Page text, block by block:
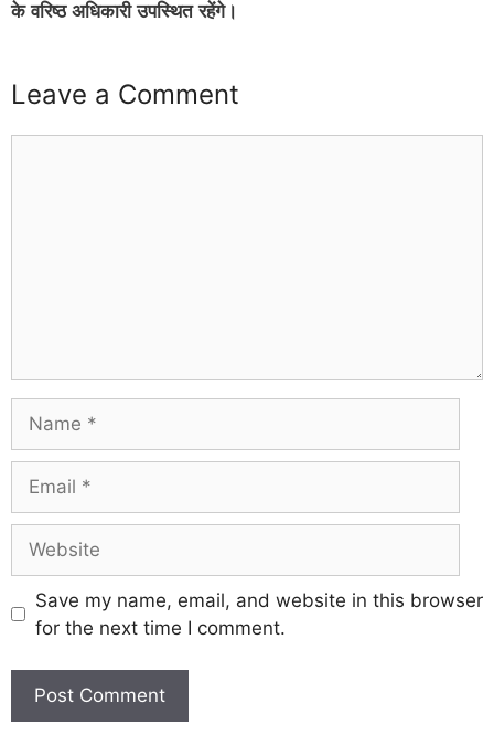
के वरिष्ठ अधिकारी उपस्थित रहेंगे।
Leave a Comment
Save my name, email, and website in this browser
for the next time I comment.